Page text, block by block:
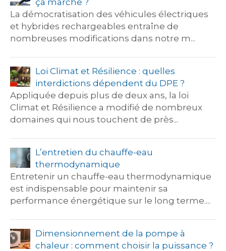
ça marche ?
La démocratisation des véhicules électriques
et hybrides rechargeables entraîne de
nombreuses modifications dans notre m...
Loi Climat et Résilience : quelles
interdictions dépendent du DPE ?
Appliquée depuis plus de deux ans, la loi
Climat et Résilience a modifié de nombreux
domaines qui nous touchent de près...
L’entretien du chauffe-eau
thermodynamique
Entretenir un chauffe-eau thermodynamique
est indispensable pour maintenir sa
performance énergétique sur le long terme....
Dimensionnement de la pompe à
chaleur : comment choisir la puissance ?